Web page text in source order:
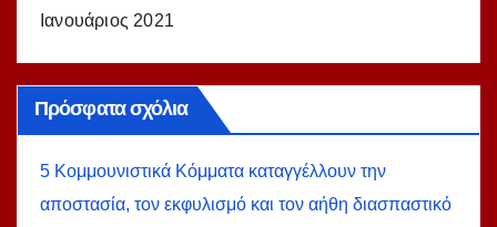
Ιανουάριος 2021
Πρόσφατα σχόλια
5 Κομμουνιστικά Κόμματα καταγγέλλουν την
αποστασία, τον εκφυλισμό και τον αήθη διασπαστικό